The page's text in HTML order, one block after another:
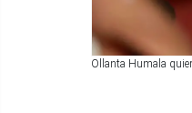
Ollanta Humala